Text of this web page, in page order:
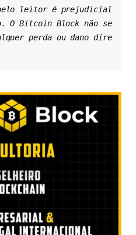
pelo leitor é prejudicial
O Bitcoin Block não se
perda ou dano dire